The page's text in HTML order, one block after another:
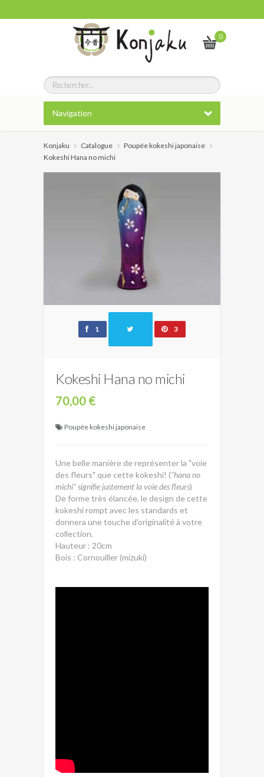
0
Navigation
Konjaku Catalogue
Poupée kokeshi japonaise
Kokeshi Hana no michi
1 3
Kokeshi Hana no michi
70,00 €
Poupée kokeshi japonaise
Une belle manière de représenter la "voie
des fleurs" que cette kokeshi! ("hana no
michi" signifie justement la voie des fleurs)
De forme très élancée, le design de cette
kokeshi rompt avec les standards et
donnera une touche d'originalité à votre
collection.
Hauteur : 20cm
Bois : Cornouiller (mizuki)